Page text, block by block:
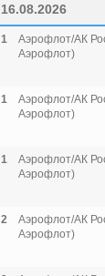
16.08.2026
1
Аэрофлот/АК
Аэрофлот)
1
Аэрофлот/АК
Аэрофлот)
1
Аэрофлот/АК
Аэрофлот)
2
Аэрофлот/АК
Аэрофлот)